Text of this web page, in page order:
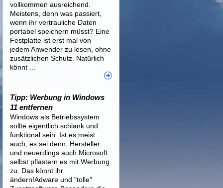
vollkommen ausreichend.
Meistens, denn was passiert,
wenn ihr vertrauliche Daten
portabel speichern müsst? Eine
Festplatte ist erst mal von
jedem Anwender zu lesen, ohne
zusätzlichen Schutz. Natürlich
könnt ...
Tipp: Werbung in Windows
11 entfernen
Windows als Betriebssystem
sollte eigentlich schlank und
funktional sein. Ist es meist
auch, es sei denn, Hersteller
und neuerdings auch Microsoft
selbst pflastern es mit Werbung
zu. Das könnt ihr
ändern!Adware und "tolle"